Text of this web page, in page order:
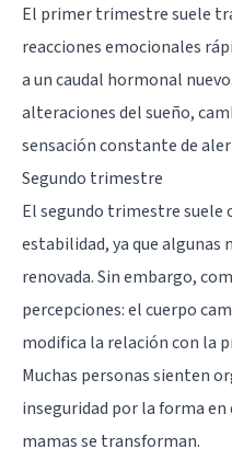
El primer trimestre suele
reacciones emocionales
a un caudal hormonal
alteraciones del sueño,
sensación constante de
Segundo trimestre
El segundo trimestre suele
estabilidad, ya que algunas
renovada. Sin embargo,
percepciones: el cuerpo
modifica la relación con la
Muchas personas sienten
inseguridad por la forma
mamas se transforman.